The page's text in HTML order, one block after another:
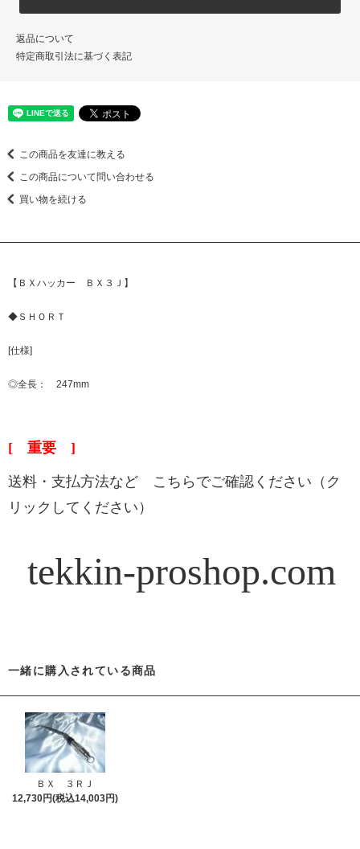
返品について
特定商取引法に基づく表記
この商品を友達に教える
この商品について問い合わせる
買い物を続ける
【ＢＸハッカー ＢＸ３Ｊ】
◆ＳＨＯＲＴ
[仕様]
◎全長： 247mm
[ 重要 ]
送料・支払方法など こちらでご確認ください（ク
リックしてください）
tekkin-proshop.com
一緒に購入されている商品
ＢＸ ３ＲＪ
12,730円(税込14,003円)